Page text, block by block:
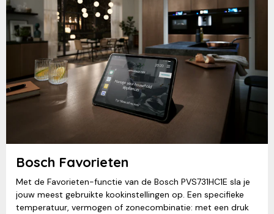
Bosch Favorieten
Met de Favorieten-functie van de Bosch PVS731HC1E sla je
jouw meest gebruikte kookinstellingen op. Een specifieke
temperatuur, vermogen of zonecombinatie: met een druk